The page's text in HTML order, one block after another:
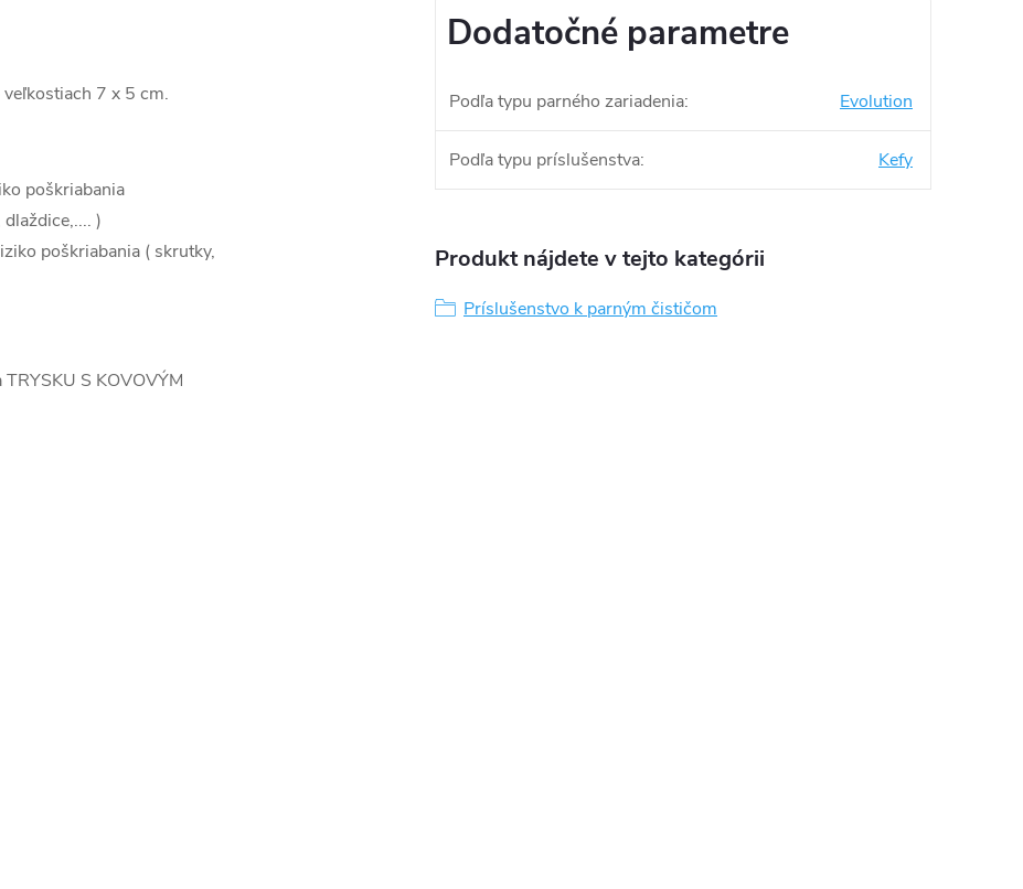
7 x 5 cm.
poškriabania
)
poškriabania ( skrutky,
TRYSKU S KOVOVÝM
Dodatočné parametre
Podľa typu parného zariadenia: Evolution
Podľa typu príslušenstva: Kefy
Produkt nájdete v tejto kategórii
Príslušenstvo k parným čističom